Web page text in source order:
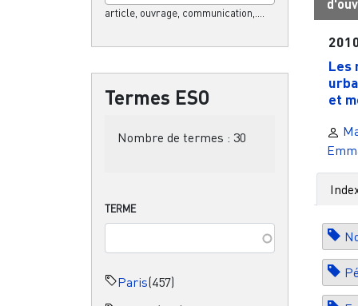
article, ouvrage, communication,....
Termes ESO
Nombre de termes : 30
TERME
Paris(457)
Les
et